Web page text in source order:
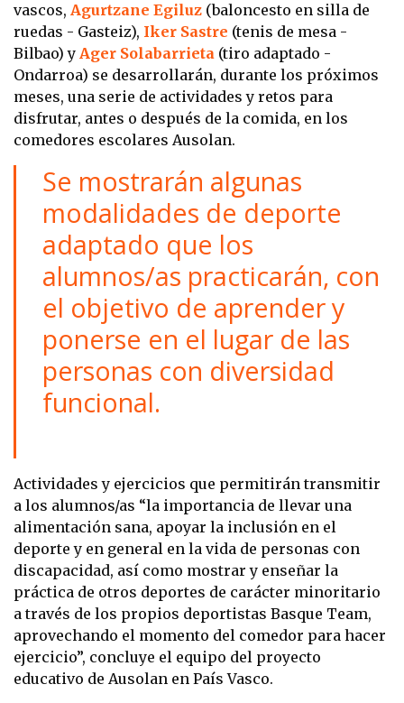
vascos, Agurtzane Egiluz (baloncesto en silla de
ruedas - Gasteiz), Iker Sastre (tenis de mesa -
Bilbao) y Ager Solabarrieta (tiro adaptado -
Ondarroa) se desarrollarán, durante los próximos
meses, una serie de actividades y retos para
disfrutar, antes o después de la comida, en los
comedores escolares Ausolan.
Se mostrarán algunas
modalidades de deporte
adaptado que los
alumnos/as practicarán, con
el objetivo de aprender y
ponerse en el lugar de las
personas con diversidad
funcional.
Actividades y ejercicios que permitirán transmitir
a los alumnos/as “la importancia de llevar una
alimentación sana, apoyar la inclusión en el
deporte y en general en la vida de personas con
discapacidad, así como mostrar y enseñar la
práctica de otros deportes de carácter minoritario
a través de los propios deportistas Basque Team,
aprovechando el momento del comedor para hacer
ejercicio”, concluye el equipo del proyecto
educativo de Ausolan en País Vasco.